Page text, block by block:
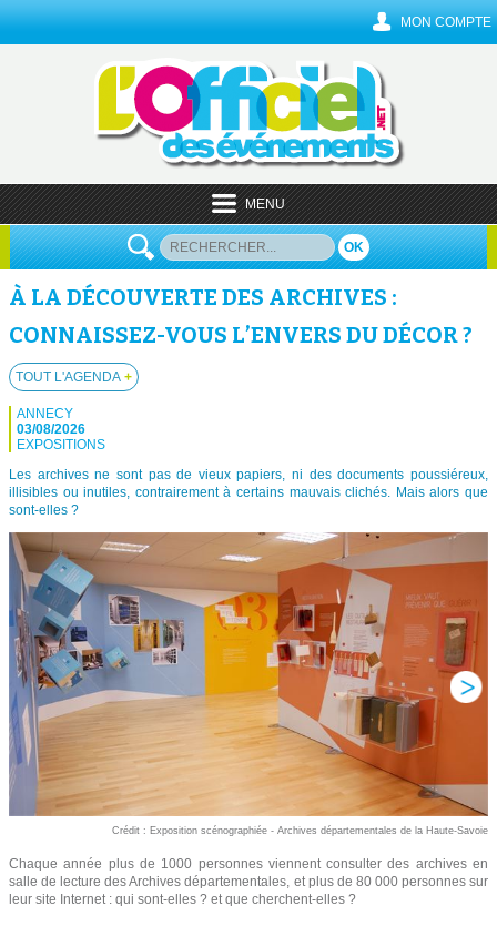
MON COMPTE
MENU
OK
À LA DÉCOUVERTE DES ARCHIVES :
CONNAISSEZ-VOUS L’ENVERS DU DÉCOR ?
TOUT L'AGENDA +
ANNECY
03/08/2026
EXPOSITIONS
Les archives ne sont pas de vieux papiers, ni des documents poussiéreux,
illisibles ou inutiles, contrairement à certains mauvais clichés. Mais alors que
sont-elles ?
Crédit : Exposition scénographiée - Archives départementales de la Haute-Savoie
Chaque année plus de 1000 personnes viennent consulter des archives en
salle de lecture des Archives départementales, et plus de 80 000 personnes sur
leur site Internet : qui sont-elles ? et que cherchent-elles ?